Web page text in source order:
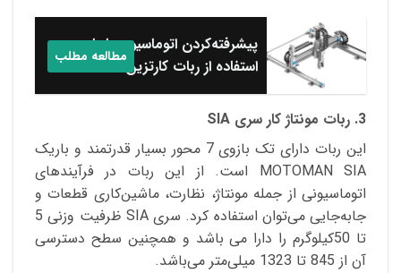
پیشرفته‌کردن اتوماسیون‌ها با
استفاده از ربات کارتزینمطالعه مطلب
3. ربات مونتاژ کار سری SIA
این ربات دارای تک بازوی 7 محور بسیار قدرتمند و باریک
MOTOMAN SIA است. از این ربات در فرآیندهای
اتوماسیونی از جمله مونتاژ، نظارت، ماشین‌کاری قطعات و
جا‌به‌جایی می‌توان استفاده کرد. سری SIA ظرفیت وزنی 5
تا 50کیلوگرم را دارا می باشد و همچنین سطح دسترسی
آن از 845 تا 1323 میلی‌متر می‌باشد.